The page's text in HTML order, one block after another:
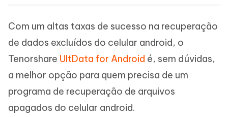
Com um altas taxas de sucesso na recuperação
de dados excluídos do celular android, o
Tenorshare UltData for Android é, sem dúvidas,
a melhor opção para quem precisa de um
programa de recuperação de arquivos
apagados do celular android.